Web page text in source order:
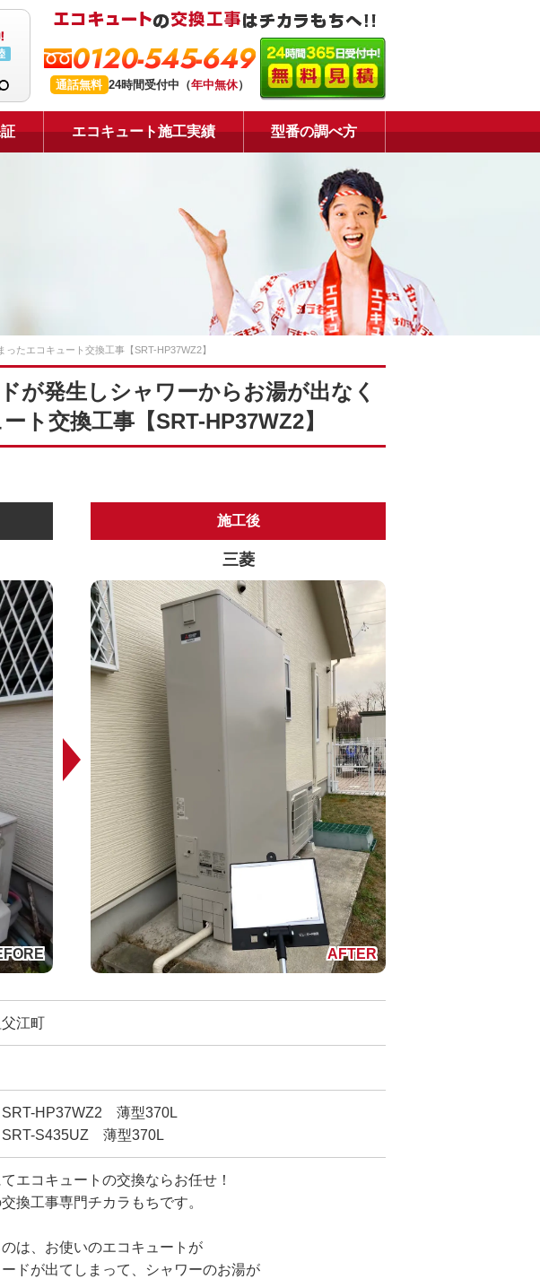
0120-545-649
通話無料 24時間受付中（年中無休）
エコキュート施工実績 型番の調べ方
たエコキュート交換工事【SRT-HP37WZ2】
が発生しシャワーからお湯が出なく
ト交換工事【SRT-HP37WZ2】
施工後
三菱
江町
HP37WZ2 薄型370L
S435UZ 薄型370L
エコキュートの交換ならお任せ！
換工事専門チカラもちです。
は、お使いのエコキュートが
ドが出てしまって、シャワーのお湯が